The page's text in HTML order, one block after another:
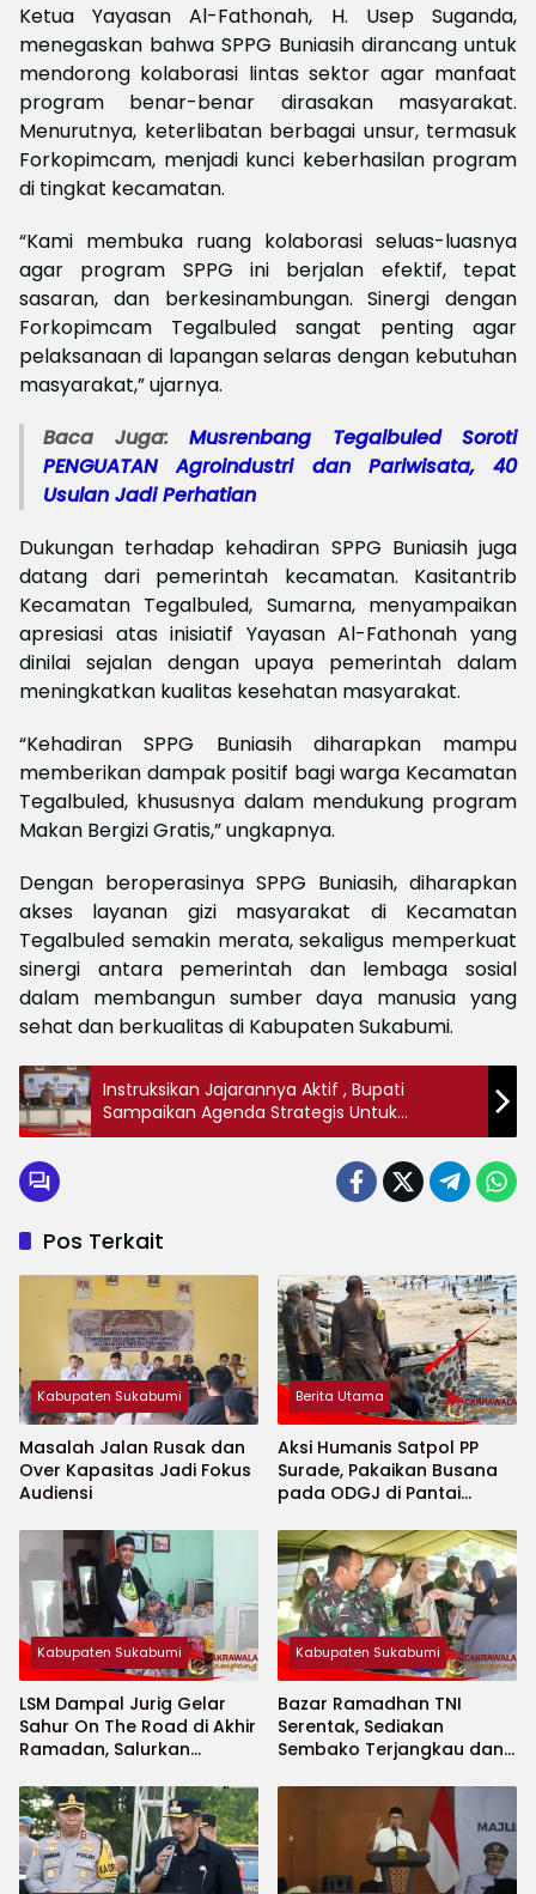
Ketua Yayasan Al-Fathonah, H. Usep Suganda,
menegaskan bahwa SPPG Buniasih dirancang untuk
mendorong kolaborasi lintas sektor agar manfaat
program benar-benar dirasakan masyarakat.
Menurutnya, keterlibatan berbagai unsur, termasuk
Forkopimcam, menjadi kunci keberhasilan program
di tingkat kecamatan.
“Kami membuka ruang kolaborasi seluas-luasnya
agar program SPPG ini berjalan efektif, tepat
sasaran, dan berkesinambungan. Sinergi dengan
Forkopimcam Tegalbuled sangat penting agar
pelaksanaan di lapangan selaras dengan kebutuhan
masyarakat,” ujarnya.
Baca Juga: Musrenbang Tegalbuled Soroti
PENGUATAN Agroindustri dan Pariwisata, 40
Usulan Jadi Perhatian
Dukungan terhadap kehadiran SPPG Buniasih juga
datang dari pemerintah kecamatan. Kasitantrib
Kecamatan Tegalbuled, Sumarna, menyampaikan
apresiasi atas inisiatif Yayasan Al-Fathonah yang
dinilai sejalan dengan upaya pemerintah dalam
meningkatkan kualitas kesehatan masyarakat.
“Kehadiran SPPG Buniasih diharapkan mampu
memberikan dampak positif bagi warga Kecamatan
Tegalbuled, khususnya dalam mendukung program
Makan Bergizi Gratis,” ungkapnya.
Dengan beroperasinya SPPG Buniasih, diharapkan
akses layanan gizi masyarakat di Kecamatan
Tegalbuled semakin merata, sekaligus memperkuat
sinergi antara pemerintah dan lembaga sosial
dalam membangun sumber daya manusia yang
sehat dan berkualitas di Kabupaten Sukabumi.
Instruksikan Jajarannya Aktif , Bupati
Sampaikan Agenda Strategis Untuk
Kepentingan Publik
Pos Terkait
Kabupaten Sukabumi
Masalah Jalan Rusak dan
Over Kapasitas Jadi Fokus
Audiensi
Berita Utama
Aksi Humanis Satpol PP
Surade, Pakaikan Busana
pada ODGJ di Pantai
Kabupaten Sukabumi
LSM Dampal Jurig Gelar
Sahur On The Road di Akhir
Ramadan, Salurkan
Jompo dan Anak Yatim
Kabupaten Sukabumi
Bazar Ramadhan TNI
Serentak, Sediakan
Sembako Terjangkau dan